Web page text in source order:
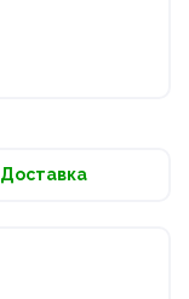
Доставка